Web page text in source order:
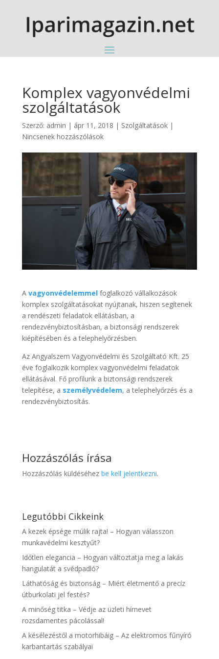
Komplex vagyonvédelmi
szolgáltatások
Szerző: admin | ápr 11, 2018 | Szolgáltatások|
Nincsenek hozzászólások
A vagyonvédelemmelfoglalkozó vállalkozások
komplex szolgáltatásokat nyújtanak, hiszen segítenek
a rendészeti feladatok ellátásban, a
rendezvénybiztosításban, a biztonsági rendszerek
kiépítésében és a telephelyőrzésben.
Az Angyalszem Vagyonvédelmi és Szolgáltató Kft. 25
éve foglalkozik komplex vagyonvédelmi feladatok
ellátásával. Fő profilunk a biztonsági rendszerek
telepítése, a személyvédelem, a telephelyőrzés és a
rendezvénybiztosítás.
Hozzászólás írása
Hozzászólás küldéséhez be kell jelentkezni.
Legutóbbi Cikkeink
A kezek épsége múlik rajta! – Hogyan válasszon
munkavédelmi kesztyűt?
Időtlen elegancia – Hogyan változtatja meg a lakás
hangulatát a svédpadló?
Láthatóság és biztonság – Miért életmentő a precíz
útburkolati jel festés?
A minőség titka – Védje az üzleti hírnevet
rozsdamentes pácolással!
A késélezéstől a motorhibáig – Az elektromos fűnyíró
karbantartás szabályai